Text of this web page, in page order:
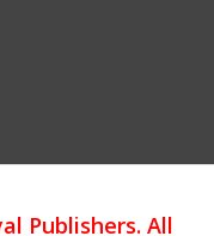
Publishers. All